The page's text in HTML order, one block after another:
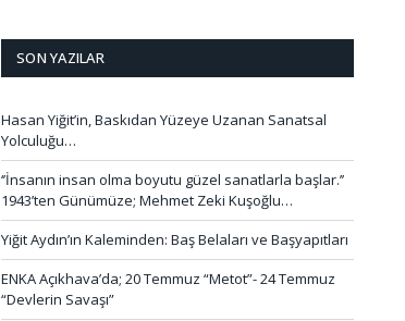
SON YAZILAR
Hasan Yiğit’in, Baskıdan Yüzeye Uzanan Sanatsal
Yolculuğu…
‘’İnsanın insan olma boyutu güzel sanatlarla başlar.’’
1943’ten Günümüze; Mehmet Zeki Kuşoğlu…
Yiğit Aydın’ın Kaleminden: Baş Belaları ve Başyapıtları
ENKA Açıkhava’da; 20 Temmuz “Metot”- 24 Temmuz
“Devlerin Savaşı”